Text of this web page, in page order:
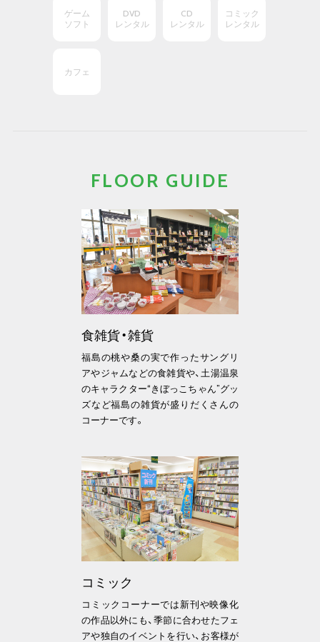
ゲーム
ソフト
DVD
レンタル
CD
レンタル
コミック
レンタル
カフェ
FLOOR GUIDE
食雑貨・雑貨
福島の桃や桑の実で作ったサングリ
アやジャムなどの食雑貨や、土湯温泉
のキャラクター“きぼっこちゃん”グッ
ズなど福島の雑貨が盛りだくさんの
コーナーです。
コミック
コミックコーナーでは新刊や映像化
の作品以外にも、季節に合わせたフェ
アや独自のイベントを行い、お客様が